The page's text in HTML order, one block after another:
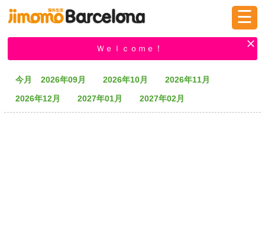
掲示板 タウン情報 教えて！
☰
Ｗｅｌｃｏｍｅ！
今月 2026年09月 2026年10月
2026年11月
2026年12月
2027年01月 2027年02月